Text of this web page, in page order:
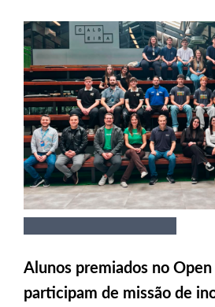
Alunos premiados no
participam de missão de